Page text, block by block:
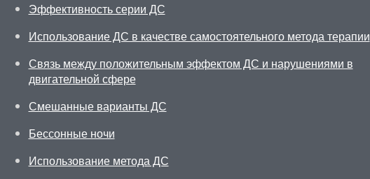
Эффективность серии ДС
Использование ДС в качестве самостоятельного метода терапии
Связь между положительным эффектом ДС и нарушениями в
двигательной сфере
Смешанные варианты ДС
Бессонные ночи
Использование метода ДС